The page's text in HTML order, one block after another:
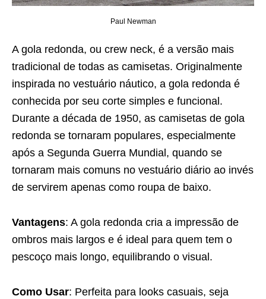
Paul Newman
A gola redonda, ou crew neck, é a versão mais
tradicional de todas as camisetas. Originalmente
inspirada no vestuário náutico, a gola redonda é
conhecida por seu corte simples e funcional.
Durante a década de 1950, as camisetas de gola
redonda se tornaram populares, especialmente
após a Segunda Guerra Mundial, quando se
tornaram mais comuns no vestuário diário ao invés
de servirem apenas como roupa de baixo.
Vantagens: A gola redonda cria a impressão de
ombros mais largos e é ideal para quem tem o
pescoço mais longo, equilibrando o visual.
Como Usar: Perfeita para looks casuais, seja